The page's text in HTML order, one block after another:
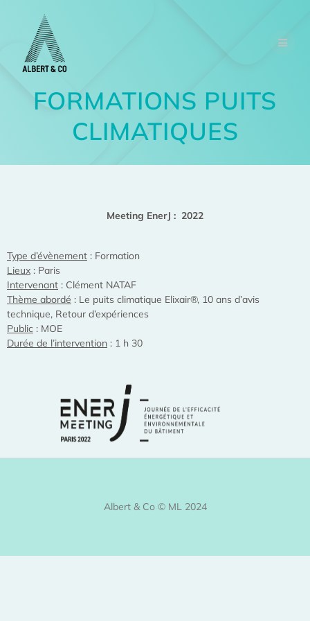
FORMATIONS PUITS
CLIMATIQUES
Meeting EnerJ : 2022
Type d’évènement : Formation
Lieux : Paris
Intervenant : Clément NATAF
Thème abordé : Le puits climatique Elixair®, 10 ans d’avis
technique, Retour d’expériences
Public : MOE
Durée de l’intervention : 1 h 30
Albert & Co © ML 2024